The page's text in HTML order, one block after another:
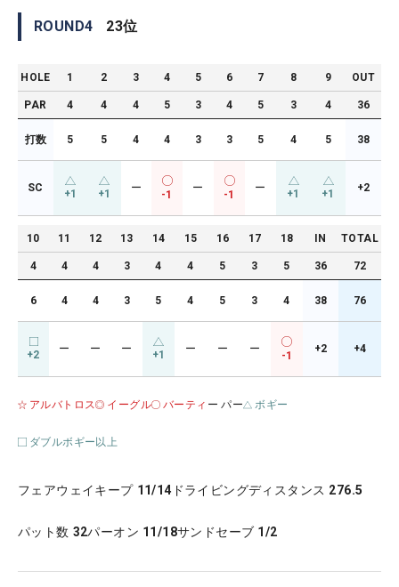
ROUND4 23位
HOLE 1 2 3 4 5 6 7 8 9 OUT
PAR 4 4 4 5 3 4 5 3 4 36
打数 5 5 4 4 3 3 5 4 5 38
SC +1 +1 ー
-1
ー
-1
ー +1 +1 +2
10 11 12 13 14 15 16 17 18 IN TOTAL
4 4 4 3 4 4 5 3 5 36 72
6 4 4 3 5 4 5 3 4 38 76
+2 ー ー ー +1 ー ー ー
-1
+2 +4
アルバトロス イーグル バーティ ー パー ボギー
ダブルボギー以上
フェアウェイキープ 11/14 ドライビングディスタンス 276.5
パット数 32パーオン 11/18サンドセーブ 1/2